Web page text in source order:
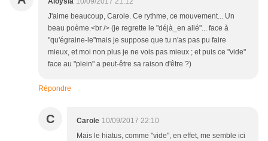
J'aime beaucoup, Carole. Ce rythme, ce mouvement... Un
beau poème.<br /> (je regrette le "déjà_en allé"... face à
"qu'égraine-le"mais je suppose que tu n'as pas pu faire
mieux, et moi non plus je ne vois pas mieux ; et puis ce "vide"
face au "plein" a peut-être sa raison d'être ?)
Répondre
C Carole 10/09/2017 22:10
Mais le hiatus, comme "vide", en effet, me semble ici